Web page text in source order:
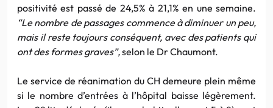
positivité est passé de 24,5% à 21,1% en une semaine.
“Le nombre de passages commence à diminuer un peu,
mais il reste toujours conséquent, avec des patients qui
ont des formes graves”,selon le Dr Chaumont.
Le service de réanimation du CH demeure plein même
si le nombre d’entrées à l’hôpital baisse légèrement.